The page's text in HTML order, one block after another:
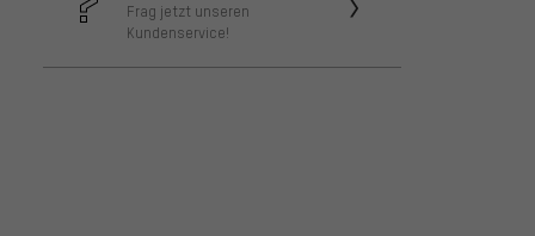
Frag jetzt unseren
Kundenservice!